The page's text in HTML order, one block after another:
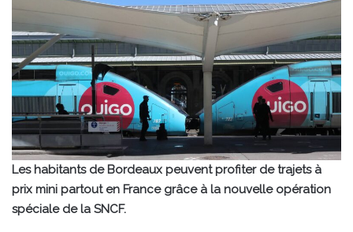
Les habitants de Bordeaux peuvent profiter de trajets à
prix mini partout en France grâce à la nouvelle opération
spéciale de la SNCF.